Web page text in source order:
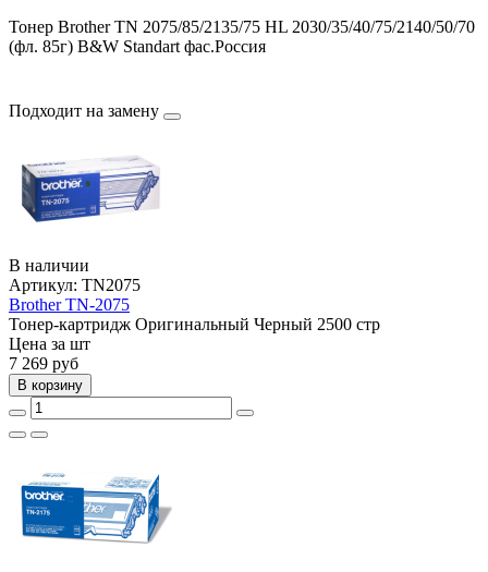
Тонер Brother TN 2075/85/2135/75 HL 2030/35/40/75/2140/50/70
(фл. 85г) B&W Standart фас.Россия
Подходит на замену
В наличии
Артикул: TN2075
Brother TN-2075
Тонер-картридж Оригинальный Черный 2500 стр
Цена за шт
7 269 руб
В корзину